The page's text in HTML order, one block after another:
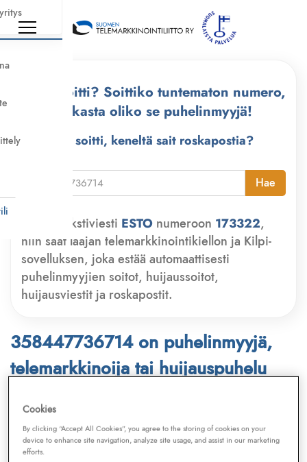
Kuka soitti? Soittiko tuntematon numero,
tarkasta oliko se puhelinmyyjä!
Kuka soitti, keneltä sait roskapostia?
Hae
Lähetä tekstiviesti ESTO numeroon 173322,
niin saat laajan telemarkkinointikiellon ja Kilpi-
sovelluksen, joka estää automaattisesti
puhelinmyyjien soitot, huijaussoitot,
huijausviestit ja roskapostit.
358447736714 on puhelinmyyjä,
telemarkkinoija tai huijauspuhelu
Puhelinnumero
Telemarkkinointiliiton jaKilpi-sovelluksen
tietokannasta, joka kattaa satoja tuhansia
Cookies
By clicking “Accept All Cookies”, you agree to the storing of cookies on your
device to enhance site navigation, analyze site usage, and assist in our marketing
efforts.